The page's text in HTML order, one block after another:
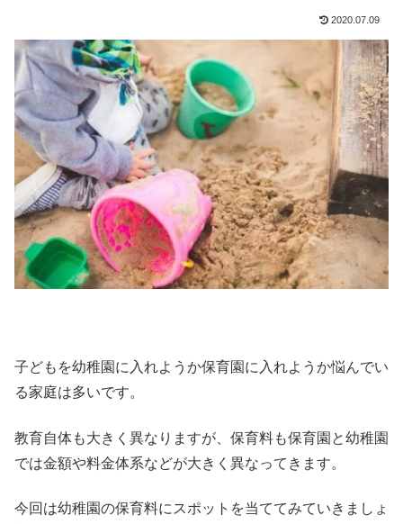
2020.07.09
子どもを幼稚園に入れようか保育園に入れようか悩んでい
る家庭は多いです。
教育自体も大きく異なりますが、保育料も保育園と幼稚園
では金額や料金体系などが大きく異なってきます。
今回は幼稚園の保育料にスポットを当ててみていきましょ